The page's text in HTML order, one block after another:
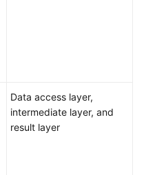
Data access layer,
intermediate layer, and
result layer